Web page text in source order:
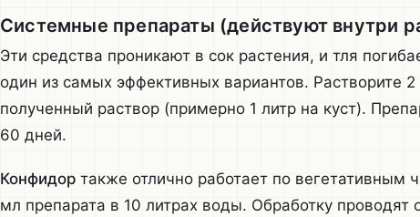
Системные препараты (действуют внутри
Эти средства проникают в сок растения, и тля
один из самых эффективных вариантов. Растворите
полученный раствор (примерно 1 литр на куст).
60 дней.
Конфидор также отлично работает по вегетативным
мл препарата в 10 литрах воды. Обработку проводят